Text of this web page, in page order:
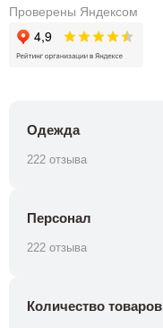
Проверены Яндексом
Одежда
222 отзыва
Персонал
222 отзыва
Количество товаров